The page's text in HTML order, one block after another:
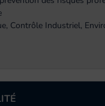
Contrôle Industriel,